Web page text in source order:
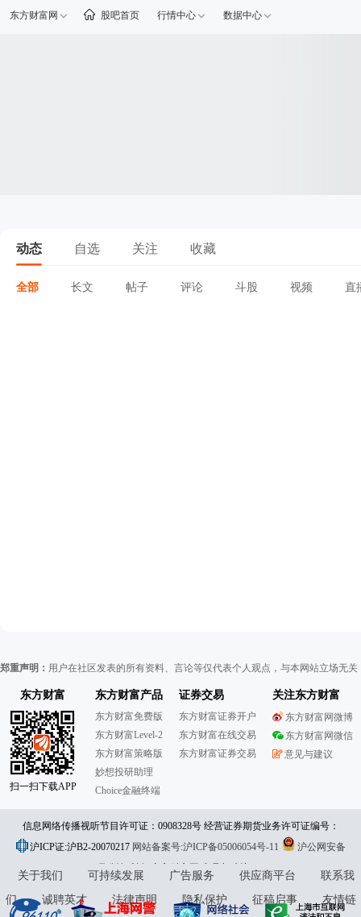
东方财富网 股吧首页 行情中心 数据中心
动态 自选 关注 收藏
全部 长文 帖子 评论 斗股 视频 直
郑重声明： 用户在社区发表的所有资料、言论等仅代表个人观点，与本网站立场无
东方财富
扫一扫下载APP
东方财富产品
东方财富免费版
东方财富Level-2
东方财富策略版
妙想投研助理
Choice金融终端
证券交易
东方财富证券开户
东方财富在线交易
东方财富证券交易
关注东方财富
东方财富网微博
东方财富网微信
意见与建议
信息网络传播视听节目许可证：0908328号 经营证券期货业务许可证编号：
913101046312860336 违法和不良信息举报:021-61278686 举报邮箱：
jubao@eastmoney.com
沪ICP证:沪B2-20070217 网站备案号:沪ICP备05006054号-11
沪公网安备
31010402000120号版权所有:东方财富网意见与建议:4000300059/952500
关于我们 可持续发展 广告服务 供应商平台
联系我
们
诚聘英才 法律声明 隐私保护 征稿启事
友情链